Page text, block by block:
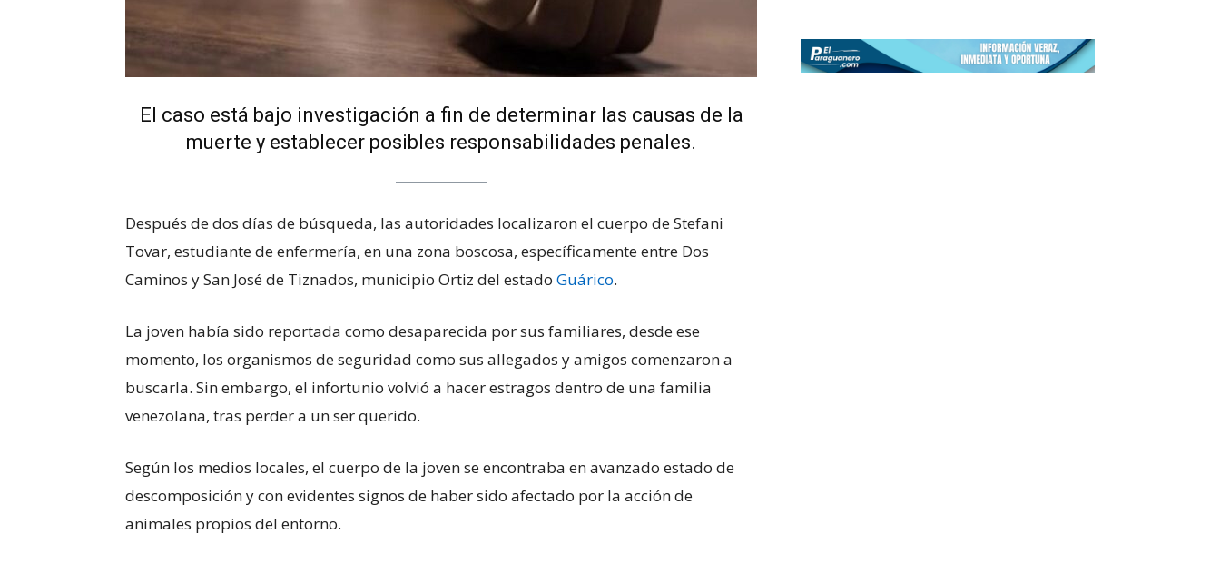
El caso está bajo investigación a fin de determinar las causas de la
muerte y establecer posibles responsabilidades penales.
Después de dos días de búsqueda, las autoridades localizaron el cuerpo de Stefani
Tovar, estudiante de enfermería, en una zona boscosa, específicamente entre Dos
Caminos y San José de Tiznados, municipio Ortiz del estado Guárico.
La joven había sido reportada como desaparecida por sus familiares, desde ese
momento, los organismos de seguridad como sus allegados y amigos comenzaron a
buscarla. Sin embargo, el infortunio volvió a hacer estragos dentro de una familia
venezolana, tras perder a un ser querido.
Según los medios locales, el cuerpo de la joven se encontraba en avanzado estado de
descomposición y con evidentes signos de haber sido afectado por la acción de
animales propios del entorno.